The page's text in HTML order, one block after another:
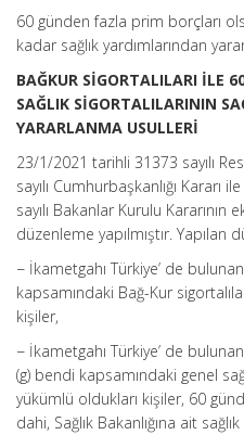
60 günden fazla prim borçları
kadar sağlık yardımlarından
BAĞKUR SİGORTALILARI İLE
SAĞLIK SİGORTALILARININ
YARARLANMA USULLERİ
23/1/2021 tarihli 31373 sayılı
sayılı Cumhurbaşkanlığı
sayılı Bakanlar Kurulu
düzenleme yapılmıştır. Yapılan
− İkametgahı Türkiye’ de
kapsamındaki Bağ-Kur
kişiler,
− İkametgahı Türkiye’ de bulunan
(g) bendi kapsamındaki genel
yükümlü oldukları kişiler, 60
dahi, Sağlık Bakanlığına ait